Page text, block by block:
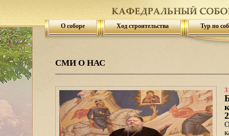
О соборе Ход строительства Тур по
СМИ О НАС